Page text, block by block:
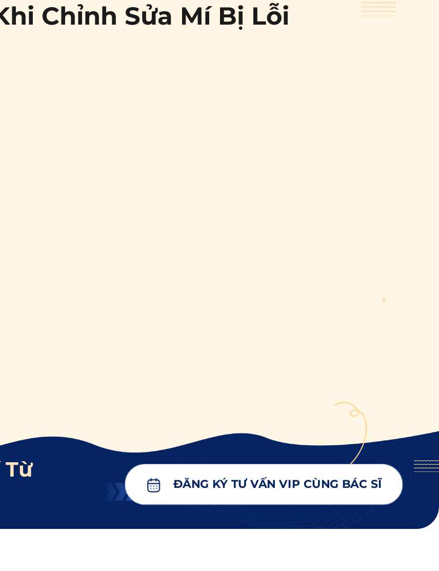
Chỉnh Sửa Mí Bị Lỗi
Từ
ĐĂNG KÝ TƯ VẤN VIP CÙNG BÁC SĨ